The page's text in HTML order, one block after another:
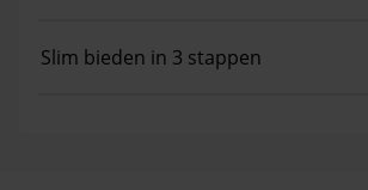
Slim bieden in 3 stappen